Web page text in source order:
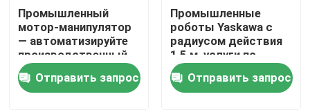
О нас
Путешествие фабрики
Промышленный
мотор-манипулятор
— автоматизируйте
производственный
процесс с помощью
основных
компонентов
Отправить запрос
Промышленные
роботы Yaskawa с
радиусом действия
1,5 м, услуги по
вводу в
эксплуатацию и
обучению
Отправить запрос